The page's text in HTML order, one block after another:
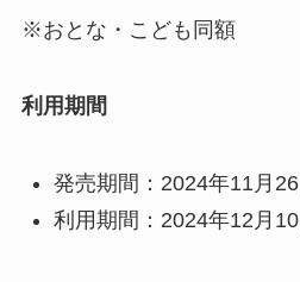
※おとな・こども同額
利用期間
発売期間：2024年11月
利用期間：2024年12月